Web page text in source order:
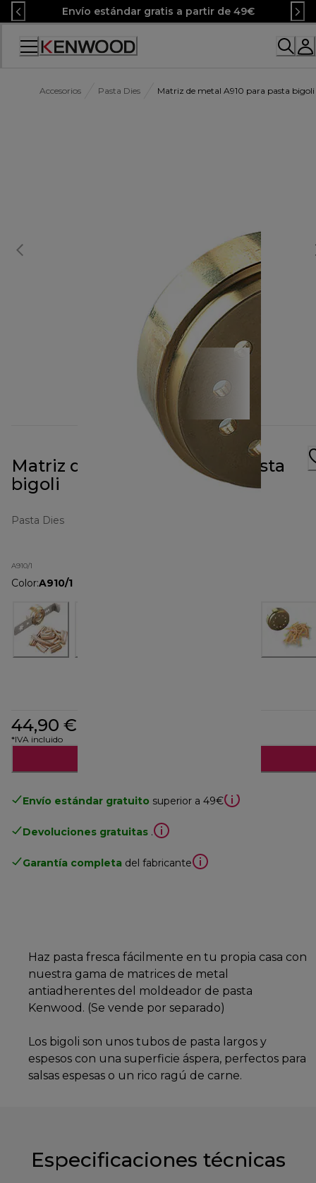
Skip
to
Content
Envío estándar gratis a partir de 49€
Accessibility
Accesorios Pasta Dies Matriz de metal A910 para pasta bigoli
Matriz de metal A910 para pasta
bigoli
Pasta Dies
A910/1
Color:A910/1
44,90 €
*IVA incluido
Envío estándar gratuito superior a 49€
Devoluciones gratuitas .
Garantía completa del fabricante
Haz pasta fresca fácilmente en tu propia casa con
nuestra gama de matrices de metal
antiadherentes del moldeador de pasta
Kenwood. (Se vende por separado)
Los bigoli son unos tubos de pasta largos y
espesos con una superficie áspera, perfectos para
salsas espesas o un rico ragú de carne.
Especificaciones técnicas